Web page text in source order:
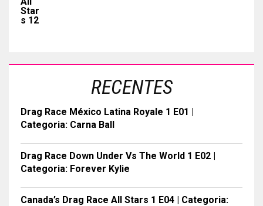
RECENTES
Drag Race México Latina Royale 1 E01 |
Categoria: Carna Ball
Drag Race Down Under Vs The World 1 E02 |
Categoria: Forever Kylie
Canada’s Drag Race All Stars 1 E04 | Categoria: